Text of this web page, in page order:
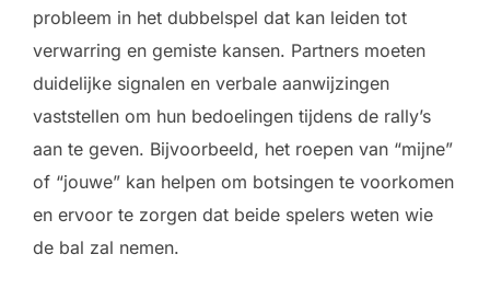
probleem in het dubbelspel dat kan leiden tot
verwarring en gemiste kansen. Partners moeten
duidelijke signalen en verbale aanwijzingen
vaststellen om hun bedoelingen tijdens de rally’s
aan te geven. Bijvoorbeeld, het roepen van “mijne”
of “jouwe” kan helpen om botsingen te voorkomen
en ervoor te zorgen dat beide spelers weten wie
de bal zal nemen.